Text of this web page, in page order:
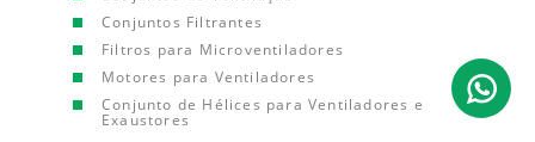
Conjuntos Filtrantes
Filtros para Microventiladores
Motores para Ventiladores
Conjunto de Hélices para Ventiladores e
Exaustores